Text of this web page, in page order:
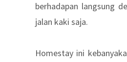
berhadapan langsung
jalan kaki saja.
Homestay ini